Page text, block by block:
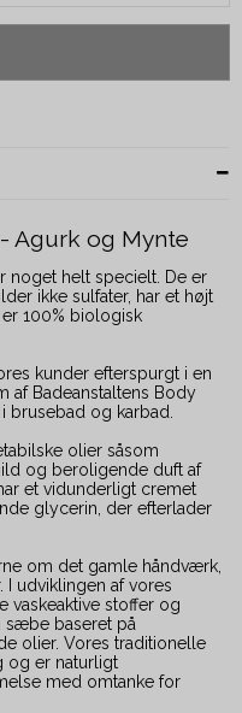
Agurk og Mynte
noget helt specielt. De er
ikke sulfater, har et højt
100% biologisk
kunder efterspurgt i en
af Badeanstaltens Body
og karbad.
olier såsom
og beroligende duft af
et vidunderligt cremet
glycerin, der efterlader
om det gamle håndværk,
udviklingen af vores
vaskeaktive stoffer og
sæbe baseret på
olier. Vores traditionelle
og er naturligt
med omtanke for